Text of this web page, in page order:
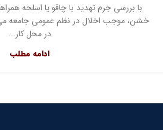
‌با بررسی جرم تهدید با چاقو یا اسلحه
خشن، موجب اخلال در نظم عمومی جامعه
در محل کار...
ادامه مطلب